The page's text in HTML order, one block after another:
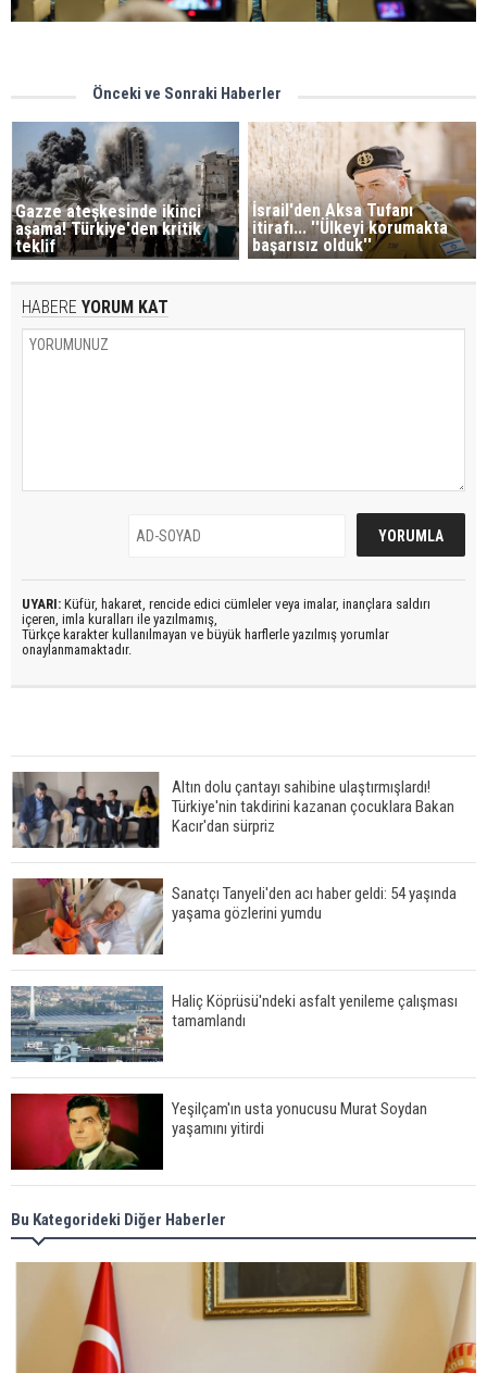
Önceki ve Sonraki Haberler
Gazze ateşkesinde ikinci
aşama! Türkiye'den kritik
teklif
İsrail'den Aksa Tufanı
itirafı... ''Ülkeyi korumakta
başarısız olduk''
HABERE YORUM KAT
UYARI: Küfür, hakaret, rencide edici cümleler veya imalar, inançlara saldırı
içeren, imla kuralları ile yazılmamış,
Türkçe karakter kullanılmayan ve büyük harflerle yazılmış yorumlar
onaylanmamaktadır.
Altın dolu çantayı sahibine ulaştırmışlardı!
Türkiye'nin takdirini kazanan çocuklara Bakan
Kacır'dan sürpriz
Sanatçı Tanyeli'den acı haber geldi: 54 yaşında
yaşama gözlerini yumdu
Haliç Köprüsü'ndeki asfalt yenileme çalışması
tamamlandı
Yeşilçam'ın usta yonucusu Murat Soydan
yaşamını yitirdi
Meral Akşener ile Müsavat Dervişoğlu cenazede
görüntülendi
29 Mayıs okullar tatil mi?
Bu Kategorideki Diğer Haberler